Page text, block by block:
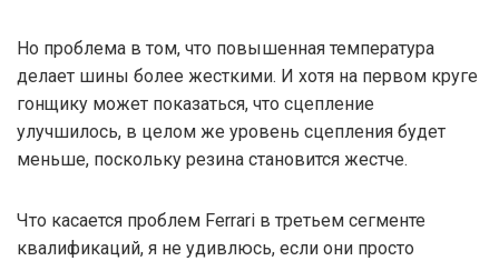
Но проблема в том, что повышенная температура
делает шины более жесткими. И хотя на первом круге
гонщику может показаться, что сцепление
улучшилось, в целом же уровень сцепления будет
меньше, поскольку резина становится жестче.
Что касается проблем Ferrari в третьем сегменте
квалификаций, я не удивлюсь, если они просто